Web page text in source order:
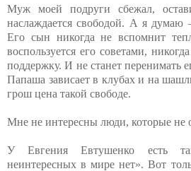
Муж моей подруги сбежал,
наслаждается свободой. А я думаю
Его сын никогда не вспомнит
воспользуется его советами,
поддержку. И не станет перенимать
Папаша зависает в клубах и на
грош цена такой свободе.
Мне не интересны люди, которые не
У Евгения Евтушенко есть
неинтересных в мире нет». Вот